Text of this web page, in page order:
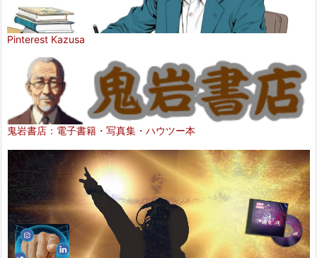
Pinterest Kazusa
鬼岩書店：電子書籍・写真集・ハウツー本